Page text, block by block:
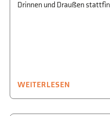
Drinnen und Draußen
WEITERLESEN